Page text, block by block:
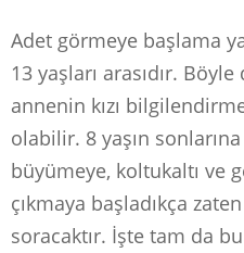
Adet görmeye başlama
13 yaşları arasıdır.
annenin kızı
olabilir. 8 yaşın
büyümeye, koltukaltı ve
çıkmaya başladıkça
soracaktır. İşte tam da